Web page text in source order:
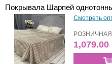
Покрывала Шарпей
Смотреть
1,079.00